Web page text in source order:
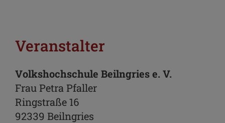
Veranstalter
Volkshochschule Beilngries e. V.
Frau Petra Pfaller
Ringstraße 16
92339 Beilngries